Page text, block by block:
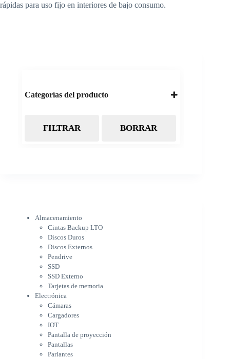
rápidas para uso fijo en interiores de bajo consumo.
Categorías del producto
Almacenamiento
Cámaras
Cargadores
IOT
Pantalla de proyección
Pantallas
Proyectores
Relojes Inteligentes
Televisores
Gaming
Escritorios & Sillas
Hogar
Bebés & Niños
Conservadoras & Térmicos
FILTRAR BORRAR
Almacenamiento
Cintas Backup LTO
Discos Duros
Discos Externos
Pendrive
SSD
SSD Externo
Tarjetas de memoria
Electrónica
Cámaras
Cargadores
IOT
Pantalla de proyección
Pantallas
Parlantes